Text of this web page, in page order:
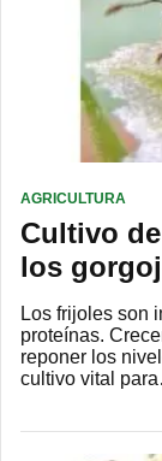
AGRICULTURA
Cultivo
los
Los frijoles son
proteínas.
reponer los
cultivo vital